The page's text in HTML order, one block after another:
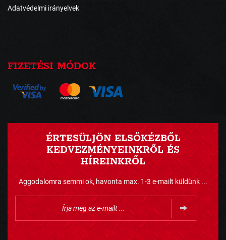
Adatvédelmi irányelvek
FIZETÉSI MÓDOK
ÉRTESÜLJÖN ELSŐKÉZBŐL
KEDVEZMÉNYEINKRŐL ÉS
HÍREINKRŐL
Aggodalomra semmi ok, havonta max. 1-3 e-mailt küldünk ...